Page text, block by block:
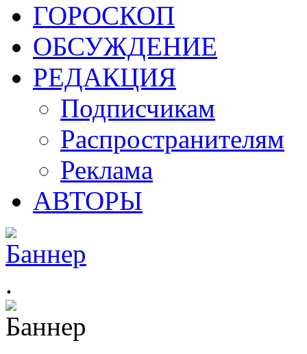
ГОРОСКОП
ОБСУЖДЕНИЕ
РЕДАКЦИЯ
Подписчикам
Распространителям
Реклама
АВТОРЫ
.